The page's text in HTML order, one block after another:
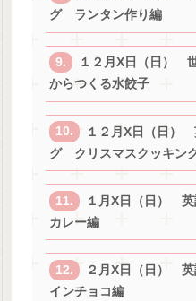
グ ランタン作り編
１２月X日（日）
からつくる水餃子
１２月X日（日）
グ クリスマスクッキン
１月X日（日）
カレー編
２月X日（日）
インチョコ編